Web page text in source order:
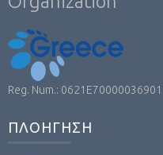
Reg. Num.: 0621E70000036901
ΠΛΟΗΓΗΣΗ